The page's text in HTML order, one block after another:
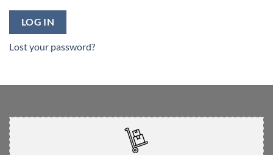
LOG IN
Lost your password?